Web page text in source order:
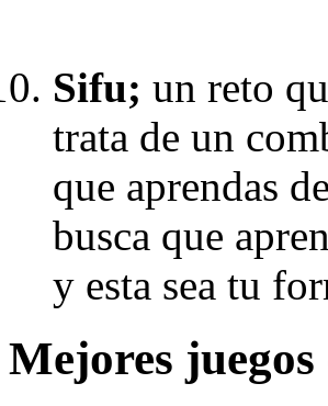
Sifu; un reto
trata de un
que aprendas
busca que
y esta sea tu
Mejores juegos